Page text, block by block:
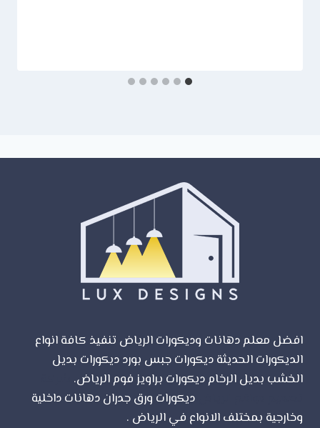
افضل معلم دهانات وديكورات الرياض تنفيذ كافة انواع
الديكورات الحديثة ديكورات جبس بورد ديكورات بديل
الخشب بديل الرخام ديكورات براويز فوم الرياض.
ديكورات ورق جدران دهانات داخلية
وخارجية بمختلف الانواع في الرياض .